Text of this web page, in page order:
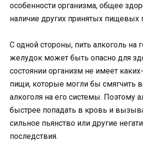
особенности организма, общее
наличие других принятых пищевых
С одной стороны, пить алкоголь на
желудок может быть опасно для
состоянии организм не имеет
пищи, которые могли бы смягчить
алкоголя на его системы. Поэтому
быстрее попадать в кровь и
сильное пьянство или другие
последствия.